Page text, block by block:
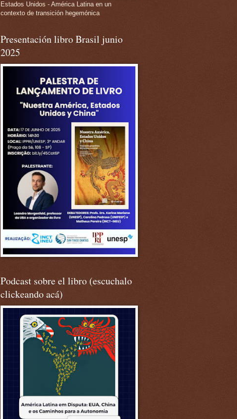
Estados Unidos - América Latina en un
contexto de transición hegemónica
Presentación libro Brasil junio
2025
Podcast sobre el libro (escuchalo
clickeando acá)